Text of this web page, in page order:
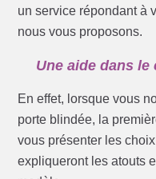
un service répondant à
nous vous proposons.
Une aide dans
En effet, lorsque vous
porte blindée, la
vous présenter les
expliqueront les atouts